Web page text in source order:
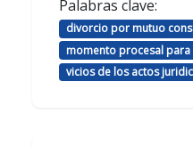
Palabras clave:
divorcio por mutuo
momento procesal para
vicios de los actos